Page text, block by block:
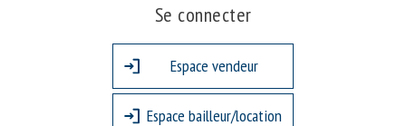
Se connecter
Espace vendeur
Espace bailleur/location